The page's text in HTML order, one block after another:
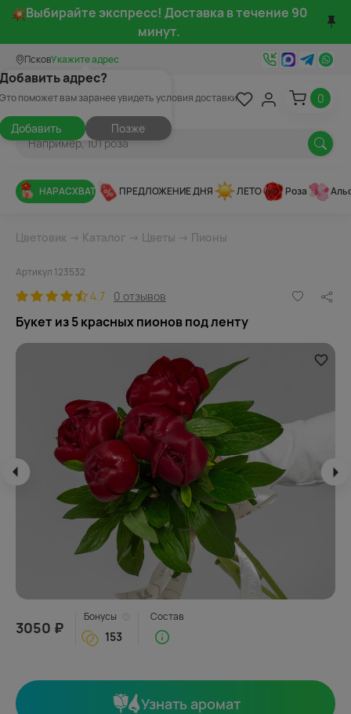
Выбирайте экспресс! Доставка в течение 90
минут.
ПсковУкажите адрес
адрес?
поможет вам заранее увидеть условия доставки
Добавить Позже
0
НАРАСХВАТ ПРЕДЛОЖЕНИЕ ДНЯ ЛЕТО Роза
Цветовик → Каталог → Цветы → Пионы
Артикул 123532
4.7 0 отзывов
Букет из 5 красных пионов под ленту
3050 ₽
Бонусы
153
Состав
Узнать аромат